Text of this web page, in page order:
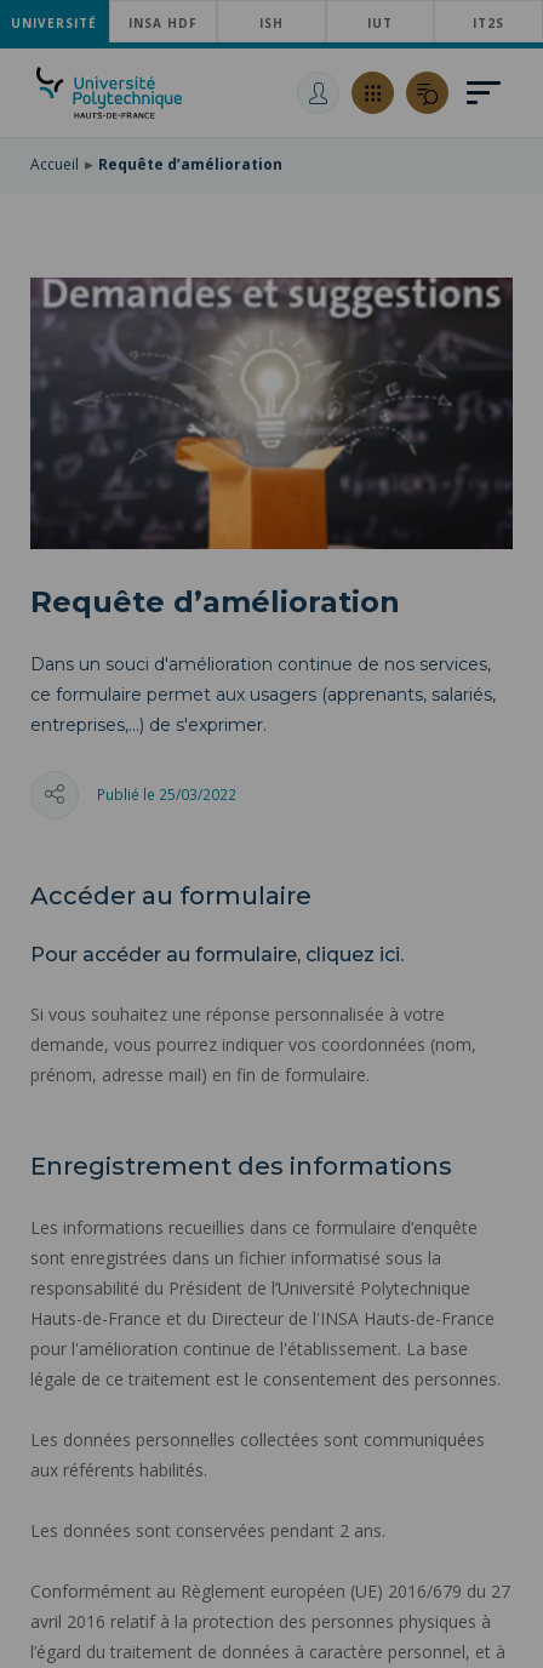
ACCÉDER
AU
MENU
PRINCIPAL
ALLER
AU
CONTENU
ACCÉDER
RECHERCHE
UNIVERSITÉ INSA HDF ISH IUT IT2S
Accueil Requête d’amélioration
Requête d’amélioration
Dans un souci d'amélioration continue de nos services,
ce formulaire permet aux usagers (apprenants, salariés,
entreprises,...) de s'exprimer.
Publié le 25/03/2022
Accéder au formulaire
Pour accéder au formulaire, cliquez ici.
Si vous souhaitez une réponse personnalisée à votre
demande, vous pourrez indiquer vos coordonnées (nom,
prénom, adresse mail) en fin de formulaire.
Enregistrement des informations
Les informations recueillies dans ce formulaire d’enquête
sont enregistrées dans un fichier informatisé sous la
responsabilité du Président de l’Université Polytechnique
Hauts-de-France et du Directeur de l'INSA Hauts-de-France
pour l'amélioration continue de l'établissement. La base
légale de ce traitement est le consentement des personnes.
Les données personnelles collectées sont communiquées
aux référents habilités.
Les données sont conservées pendant 2 ans.
Conformément au Règlement européen (UE) 2016/679 du 27
avril 2016 relatif à la protection des personnes physiques à
l’égard du traitement de données à caractère personnel, et à